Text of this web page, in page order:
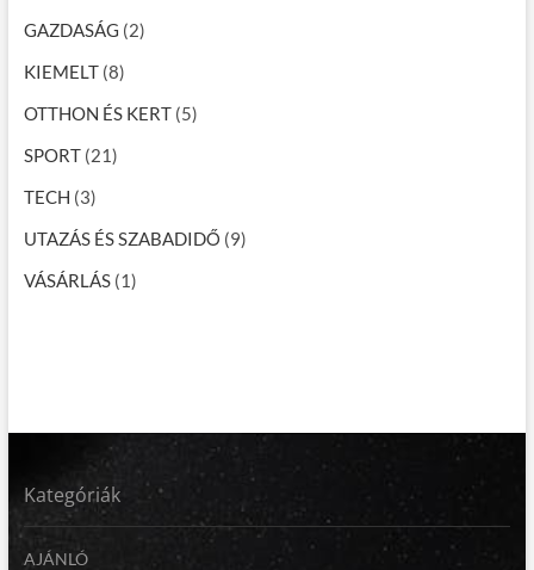
GAZDASÁG (2)
KIEMELT(8)
OTTHON ÉS KERT(5)
SPORT(21)
TECH (3)
UTAZÁS ÉS SZABADIDŐ (9)
VÁSÁRLÁS(1)
Kategóriák
AJÁNLÓ